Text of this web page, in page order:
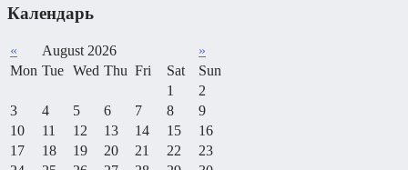
Календарь
« August 2026
»
Mon Tue Wed Thu Fri Sat
Sun
1
2
3
4 5 6 7 8
9
10
11 12 13 14 15
16
17
18 19 20 21 22
23